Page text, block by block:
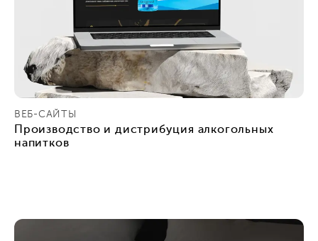
ВЕБ-САЙТЫ
Производство и дистрибуция алкогольных
напитков